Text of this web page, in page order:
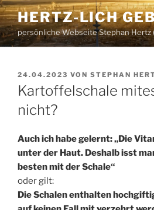
Zum
Inhalt
springen
HERTZ-LICH
persönliche Webseite Stephan Hertz
VERÖFFENTLICHT
AM
24.04.2023 VON STEPHAN
Kartoffelschale
nicht?
Auch ich habe gelernt: „Die
unter der Haut. Deshalb isst
besten mit der Schale“
oder gilt:
Die Schalen enthalten